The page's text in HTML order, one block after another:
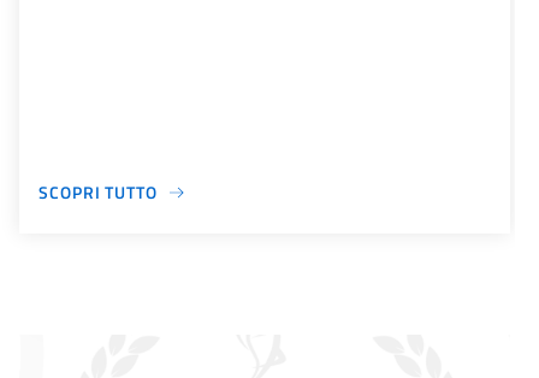
SCOPRI TUTTO